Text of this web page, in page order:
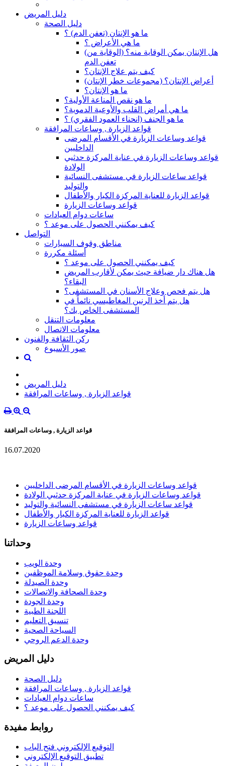
دليل المريض
دليل الصحة
ما هو الإنتان (تعفن الدم) ؟
ما هي الأعراض ؟
(هل الإنتان يمكن الوقاية منه؟ (الوقاية من
تعفن الدم
كيف يتم علاج الإنتان؟
(أعراض الإنتان؟ (مجموعات خطر الإنتان
ما هو الإنتان؟
ما هو نقص المناعة الأولية؟
ما هي أمراض القلب والأوعية الدموية؟
ما هو الجنف (انحناء العمود الفقري) ؟
قواعد الزيارة , وساعات المرافقة
قواعد وساعات الزيارة في الأقسام المرضى
الداخليين
قواعد وساعات الزيارة في عناية المركزة حدثيي
الولادة
قواعد ساعات الزيارة في مستشفى النسائية
والتوليد
قواعد الزيارة للعناية المركزة الكبار والأطفال
قواعد وساعات الزيارة
ساعات دوام العيادات
كيف يمكنني الحصول على موعد ؟
التواصل
مناطق وقوف السيارات
أسئلة مكررة
كيف يمكنني الحصول على موعد ؟
هل هناك دار ضيافة حيث يمكن لأقارب المريض
البقاء؟
هل يتم فحص وعلاج الأسنان في المستشفى؟
هل يتم أخذ الرنين المغاطيسي نائماً في
المستشفى الخاص بك؟
معلومات التنقل
معلومات الاتصال
ركن الثقافة والفنون
صور الأسبوع
دليل المريض
قواعد الزيارة , وساعات المرافقة
قواعد الزيارة , وساعات المرافقة
16.07.2020
قواعد وساعات الزيارة في الأقسام المرضى الداخليين
قواعد وساعات الزيارة في عناية المركزة حدثيي الولادة
قواعد ساعات الزيارة في مستشفى النسائية والتوليد
قواعد الزيارة للعناية المركزة الكبار والأطفال
قواعد وساعات الزيارة
وحداتنا
وحدة الويب
وحدة حقوق وسلامة الموظفين
وحدة الصيدلة
وحدة الصحافة والاتصالات
وحدة الجودة
اللجنة الطبية
تنسيق التعليم
السياحة الصحية
وحدة الدعم الروحي
دليل المريض
دليل الصحة
قواعد الزيارة , وساعات المرافقة
ساعات دوام العيادات
كيف يمكنني الحصول على موعد ؟
روابط مفيدة
التوقيع الإلكتروني فتح الباب
تطبيق التوقيع الإلكتروني